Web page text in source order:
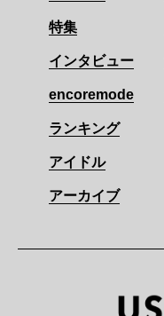
特集
インタビュー
encoremode
ランキング
アイドル
アーカイブ